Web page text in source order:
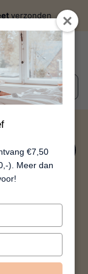
€7,50
). Meer dan
verzonden